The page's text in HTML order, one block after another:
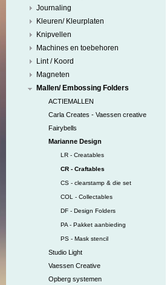
Journaling
Kleuren/ Kleurplaten
Knipvellen
Machines en toebehoren
Lint / Koord
Magneten
Mallen/ Embossing Folders
ACTIEMALLEN
Carla Creates - Vaessen creative
Fairybells
Marianne Design
LR - Creatables
CR - Craftables
CS - clearstamp & die set
COL - Collectables
DF - Design Folders
PA - Pakket aanbieding
PS - Mask stencil
Studio Light
Vaessen Creative
Opberg systemen